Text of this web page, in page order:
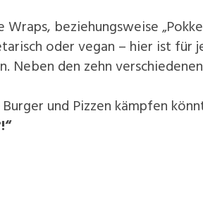
beziehungsweise
oder vegan – hier ist für
Neben den zehn
und Pizzen kämpfen